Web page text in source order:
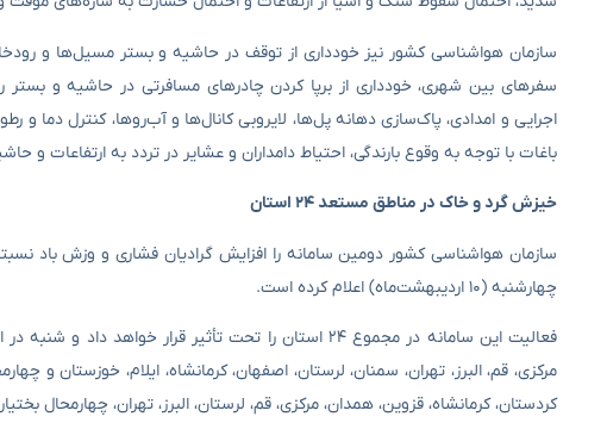
سازمان هواشناسی کشور نیز خودداری از توقف در حاشیه و بستر مسیل‌ها و
سفرهای بین شهری، خودداری از برپا کردن چادرهای مسافرتی در حاشیه و
اجرایی و امدادی، پاک‌سازی دهانه پل‌ها، لایروبی کانال‌ها و آب‌روها، کنترل دما و
باغات با توجه به وقوع بارندگی، احتیاط دامداران و عشایر در تردد به ارتفاعات و
خیزش گرد و خاک در مناطق مستعد ۲۴ استان
چهارشنبه (۱۰ اردیبهشت‌ماه) اعلام کرده است.
فعالیت این سامانه در مجموع ۲۴ استان را تحت تأثیر قرار
مرکزی، قم، البرز، تهران، سمنان، لرستان، اصفهان، کرمانشاه، ایلام، خوزستان و
کردستان، کرمانشاه، قزوین، همدان، مرکزی، قم، لرستان، البرز، تهران، چهارمحال